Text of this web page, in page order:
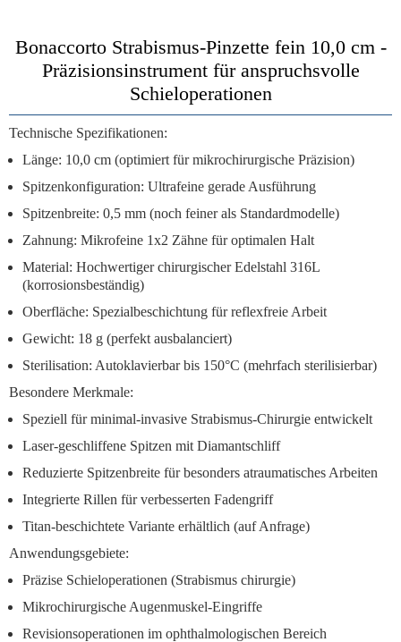
Bonaccorto Strabismus-Pinzette fein 10,0 cm -
Präzisionsinstrument für anspruchsvolle
Schieloperationen
Technische Spezifikationen:
Länge: 10,0 cm (optimiert für mikrochirurgische Präzision)
Spitzenkonfiguration: Ultrafeine gerade Ausführung
Spitzenbreite: 0,5 mm (noch feiner als Standardmodelle)
Zahnung: Mikrofeine 1x2 Zähne für optimalen Halt
Material: Hochwertiger chirurgischer Edelstahl 316L
(korrosionsbeständig)
Oberfläche: Spezialbeschichtung für reflexfreie Arbeit
Gewicht: 18 g (perfekt ausbalanciert)
Sterilisation: Autoklavierbar bis 150°C (mehrfach sterilisierbar)
Besondere Merkmale:
Speziell für minimal-invasive Strabismus-Chirurgie entwickelt
Laser-geschliffene Spitzen mit Diamantschliff
Reduzierte Spitzenbreite für besonders atraumatisches Arbeiten
Integrierte Rillen für verbesserten Fadengriff
Titan-beschichtete Variante erhältlich (auf Anfrage)
Anwendungsgebiete:
Präzise Schieloperationen (Strabismus chirurgie)
Mikrochirurgische Augenmuskel-Eingriffe
Revisionsoperationen im ophthalmologischen Bereich